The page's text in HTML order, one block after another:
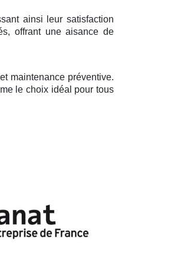
ainsi leur satisfaction
offrant une aisance de
maintenance préventive.
le choix idéal pour tous